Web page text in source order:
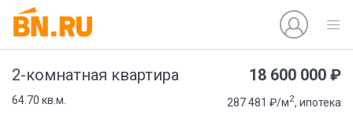
2-комнатная квартира 18 600 000 ₽
64.70 кв.м. 287 481 ₽/м2, ипотека